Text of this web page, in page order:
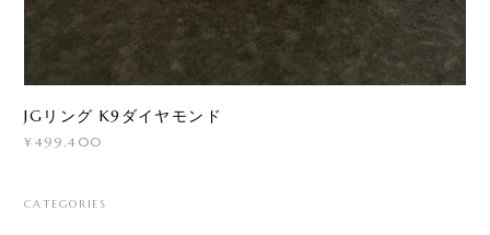
JGリング K9ダイヤモンド
¥499,400
CATEGORIES